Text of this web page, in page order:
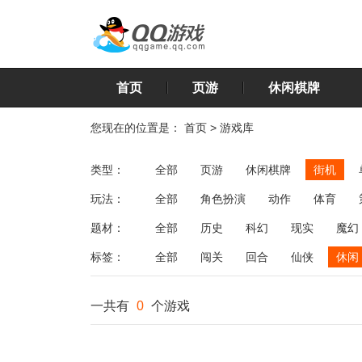
首页 页游 休闲棋牌
您现在的位置是： 首页 > 游戏库
类型： 全部 页游 休闲棋牌 街机
玩法： 全部 角色扮演 动作 体育
飞行
恋爱 第三人称射击 棋类
题材： 全部 历史 科幻 现实 魔幻
标签： 全部 闯关 回合 仙侠 休闲
一共有 0 个游戏